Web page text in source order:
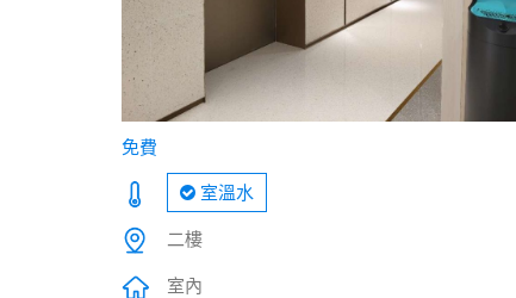
免費
室溫水
二樓
室內